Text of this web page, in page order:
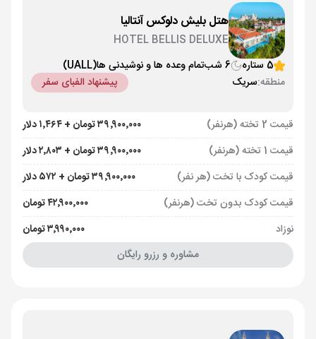
هتل بلیش دلوکس آنتالیا
HOTEL BELLIS DELUXE
5 ستاره
6 شب تمام وعده ها و نوشیدنی ها(UALL)
منطقه:سریک پیشنهاد الفبای سفر
قیمت 2 تخته (هرنفر)
۳۹٬۹۰۰٬۰۰۰ تومان + ۱٬۴۶۴ دلار
قیمت 1 تخته (هرنفر)
۳۹٬۹۰۰٬۰۰۰ تومان + ۲٬۸۰۳ دلار
قیمت کودک با تخت (هر نفر)
۳۹٬۹۰۰٬۰۰۰ تومان + ۵۷۲ دلار
قیمت کودک بدون تخت (هرنفر)
۴۲٬۹۰۰٬۰۰۰ تومان
نوزاد
۳٬۹۹۰٬۰۰۰ تومان
مشاوره و رزرو رایگان